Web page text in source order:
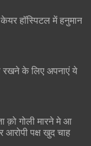
हॉस्पिटल में हनुमान
रखने के लिए अपनाएं ये
क़ो गोली मारने मे आ
आरोपी पक्ष खुद चाह